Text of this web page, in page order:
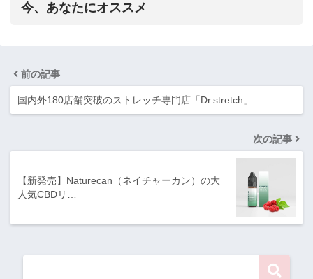
今、あなたにオススメ
前の記事
国内外180店舗突破のストレッチ専門店「Dr.stretch」…
次の記事
【新発売】Naturecan（ネイチャーカン）の大
人気CBDリ…